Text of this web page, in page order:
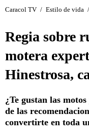
Caracol TV / Estilo de vida /
Regia sobre
motera
Hinestrosa,
¿Te gustan las
de las
convertirte en toda